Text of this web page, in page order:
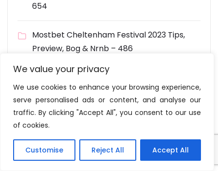
We value your privacy
We use cookies to enhance your browsing experience,
serve personalised ads or content, and analyse our
traffic. By clicking "Accept All", you consent to our use
of cookies.
Customise Reject All Accept All
654
Mostbet Cheltenham Festival 2023 Tips,
Preview, Bog & Nrnb – 486
Mostbet Español Mostbet Opinión Mostbet
Código Promo – 938
Mostbet Free Bets: Guess £10 Get £30 In
523